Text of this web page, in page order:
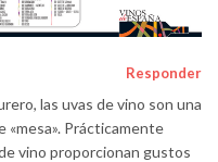
Responder
las uvas de vino son una
Prácticamente
vino proporcionan gustos